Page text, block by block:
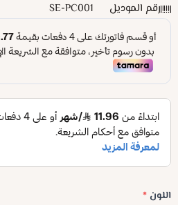
رقم الموديل SE-PC001
اللون *